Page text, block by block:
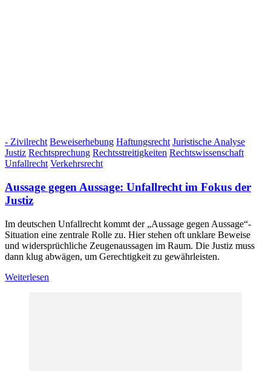
- Zivilrecht Beweiserhebung Haftungsrecht Juristische Analyse
Justiz Rechtsprechung Rechtsstreitigkeiten Rechtswissenschaft
Unfallrecht Verkehrsrecht
Aussage gegen Aussage: Unfallrecht im Fokus der
Justiz
Im deutschen Unfallrecht kommt der „Aussage gegen Aussage“-
Situation eine zentrale Rolle zu. Hier stehen oft unklare Beweise
und widersprüchliche Zeugenaussagen im Raum. Die Justiz muss
dann klug abwägen, um Gerechtigkeit zu gewährleisten.
Weiterlesen